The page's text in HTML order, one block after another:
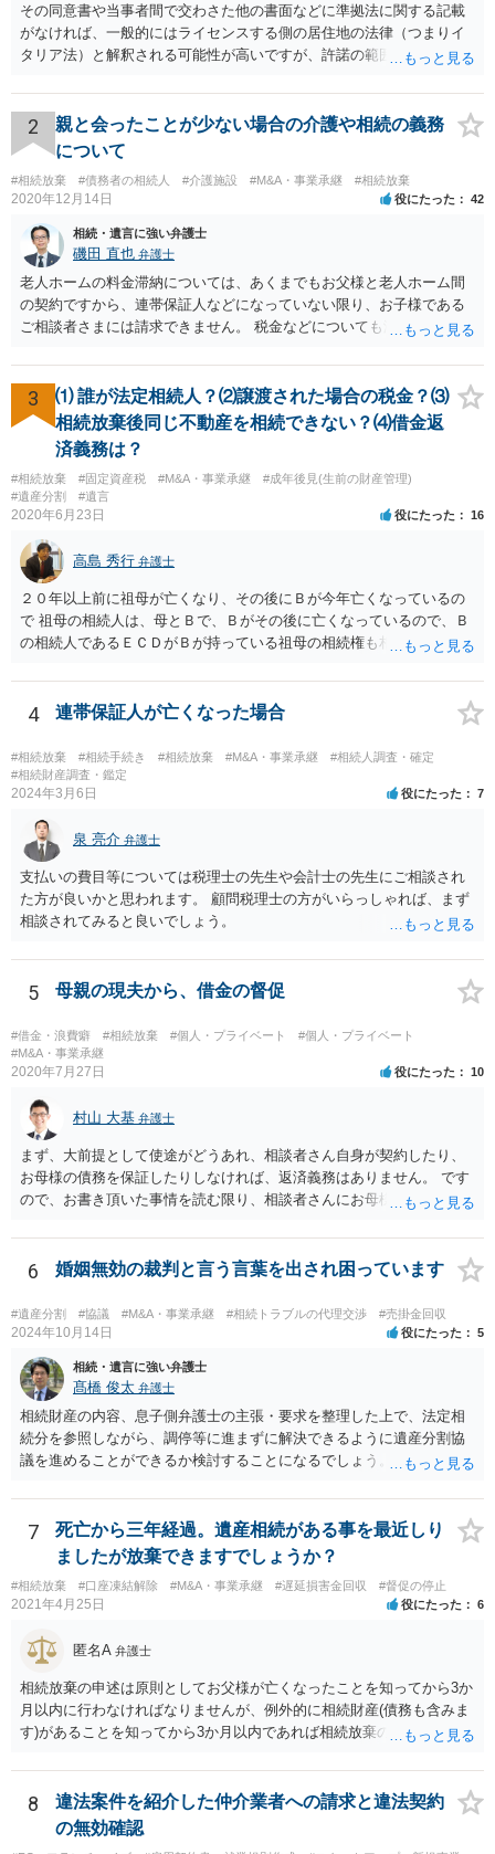
その同意書や当事者間で交わさた他の書面などに準拠法に関する記載
がなければ、一般的にはライセンスする側の居住地の法律（つまりイ
タリア法）と解釈される可能性が高いですが、許諾の範囲が日本国内
あります。 なお、仮に日本法になるとしても、新しい会社との間で契
約が有効かどうかは、ライセンスされた権利の種類（著作権、商標
権、特許権など）や契約の時期などを見て判断する必要があります。
いずれにせよ具体的事情が分からないと確定的な回答は難しいと思わ
れますので、弁護士に直接相談されることをお勧めします。
2
親と会ったことが少ない場合の介護や相続の義務
について
#相続放棄 #債務者の相続人 #介護施設 #M&A・事業承継 #相続放棄
2020年12月14日 役にたった 42
相続・遺言に強い弁護士
磯田 直也 弁護士
老人ホームの料金滞納については、あくまでもお父様と老人ホーム間
の契約ですから、連帯保証人などになっていない限り、お子様である
ご相談者さまには請求できません。 税金などについても滞納している
護受給の際に扶養できないかという連絡が役所から来ますが、できな
い旨回答すればそれまでです。 相続が開始した場合については先述の
通りです。 民法上の扶養義務はご相談者さまがお考えのほど強いもの
ではありません。 あくまでも、余力の範囲で認められるものです。 親
の介護は子供がみるという民法の条文はありません。 また、親に対す
る扶養義務は配偶者や子に対する扶養義務に比べて弱いものです。 生
まれてすぐ両親が離婚し、その後会っていなかったという事情も、扶
養義務の順位を下げる一つの理由になります。
3
⑴ 誰が法定相続人？⑵譲渡された場合の税金？⑶
相続放棄後同じ不動産を相続できない？⑷借金返
済義務は？
#相続放棄 #固定資産税 #M&A・事業承継
#成年後見(生前の財産管理)
#遺産分割
#遺言
2020年6月23日 役にたった 16
高島 秀行 弁護士
２０年以上前に祖母が亡くなり、その後にＢが今年亡くなっているの
で 祖母の相続人は、母とＢで、Ｂがその後に亡くなっているので、Ｂ
の相続人であるＥＣＤがＢが持っている祖母の相続権も相続すること
Ｅも行う必要があります。 Ｂの配偶者であるＥは常にＢの相続人とな
ります。
4 連帯保証人が亡くなった場合
#相続放棄 #相続手続き #相続放棄 #M&A・事業承継
#相続人調査・確定
#相続財産調査・鑑定
2024年3月6日 役にたった 7
泉 亮介 弁護士
支払いの費目等については税理士の先生や会計士の先生にご相談され
た方が良いかと思われます。 顧問税理士の方がいらっしゃれば、まず
相談されてみると良いでしょう。
5 母親の現夫から、借金の督促
#借金・浪費癖 #相続放棄 #個人・プライベート
#個人・プライベート
#M&A・事業承継
2020年7月27日 役にたった 10
村山 大基 弁護士
まず、大前提として使途がどうあれ、相談者さん自身が契約したり、
お母様の債務を保証したりしなければ、返済義務はありません。 です
ので、お書き頂いた事情を読む限り、相談者さんにお母様の現夫への
も法律相談に行けば同趣旨のことを回答されるので、裁判まではしな
いと思います） ・借りたのは母なので、私は支払いませんと伝える あ
6 婚姻無効の裁判と言う言葉を出され困っています
#遺産分割 #協議 #M&A・事業承継 #相続トラブルの代理交渉 #売掛金回収
2024年10月14日 役にたった 5
相続・遺言に強い弁護士
髙橋 俊太 弁護士
相続財産の内容、息子側弁護士の主張・要求を整理した上で、法定相
続分を参照しながら、調停等に進まずに解決できるように遺産分割協
議を進めることができるか検討することになるでしょう。少なくとも
遺産をまとめて現金でくれ】という要求に応じる必要はありません。
7
死亡から三年経過。遺産相続がある事を最近しり
ましたが放棄できますでしょうか？
#相続放棄 #口座凍結解除 #M&A・事業承継 #遅延損害金回収 #督促の停止
2021年4月25日 役にたった 6
匿名A 弁護士
相続放棄の申述は原則としてお父様が亡くなったことを知ってから3か
月以内に行わなければなりませんが、例外的に相続財産(債務も含みま
す)があることを知ってから3か月以内であれば相続放棄の申述が認め
したら、早急に家裁に行って相続放棄の申述をしたい旨告げて必要な
書類を提出されることをおすすめいたします。 なお、お父様の債務が
他にもあるかもしれないというリスクを考えますと、相続放棄の申述
にあたっては、法テラスの無料相談等を利用して弁護士に相談するこ
8
違法案件を紹介した仲介業者への請求と違法契約
の無効確認